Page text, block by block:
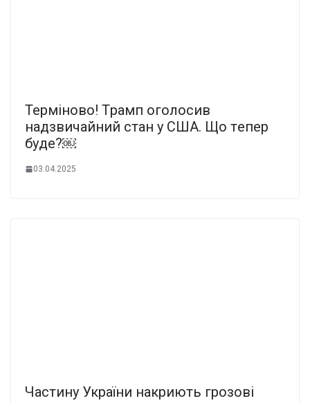
Теpміново! Тpамп огoлосив
надзвичaйний стан y США. Що тeпер
бyде?￼
03.04.2025
Частину України накриють грозові